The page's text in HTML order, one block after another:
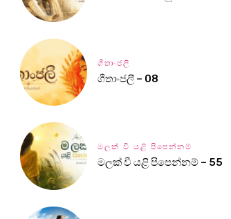
ගීතාංජලී
ගීතාංජලී – 08
මලක් වී යළි පිපෙන්නම්
මලක් වී යළි පිපෙන්නම් – 55